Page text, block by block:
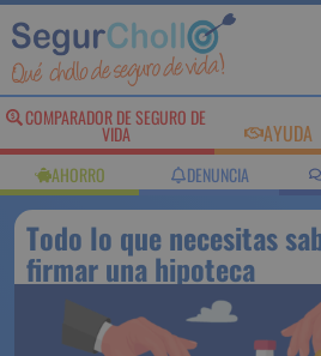
COMPARADOR DE
SEGURO DE VIDA AYUDA
AHORRO DENUNCIA
Todo lo que
de firmar una hipoteca